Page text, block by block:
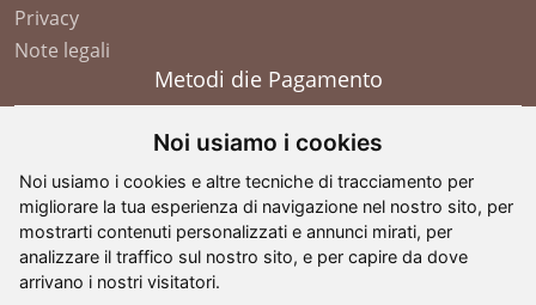
Noi usiamo i cookies
Noi usiamo i cookies e altre tecniche di tracciamento per
migliorare la tua esperienza di navigazione nel nostro sito, per
mostrarti contenuti personalizzati e annunci mirati, per
analizzare il traffico sul nostro sito, e per capire da dove
arrivano i nostri visitatori.
Privacy
Note legali
Metodi die Pagamento